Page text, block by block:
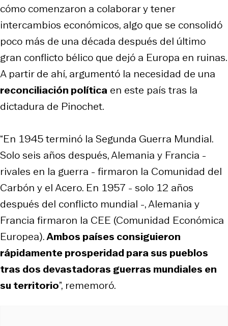
cómo comenzaron a colaborar y tener
intercambios económicos, algo que se consolidó
poco más de una década después del último
gran conflicto bélico que dejó a Europa en ruinas.
A partir de ahí, argumentó la necesidad de una
reconciliación política en este país tras la
dictadura de Pinochet.
“En 1945 terminó la Segunda Guerra Mundial.
Solo seis años después, Alemania y Francia -
rivales en la guerra - firmaron la Comunidad del
Carbón y el Acero. En 1957 - solo 12 años
después del conflicto mundial -, Alemania y
Francia firmaron la CEE (Comunidad Económica
Europea).Ambos países consiguieron
rápidamente prosperidad para sus pueblos
tras dos devastadoras guerras mundiales en
su territorio”, rememoró.